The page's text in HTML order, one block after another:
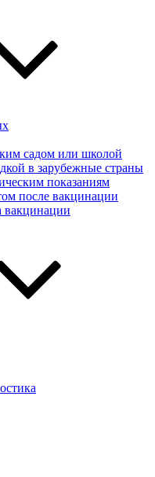
садом или школой
в зарубежные страны
показаниям
после вакцинации
вакцинации